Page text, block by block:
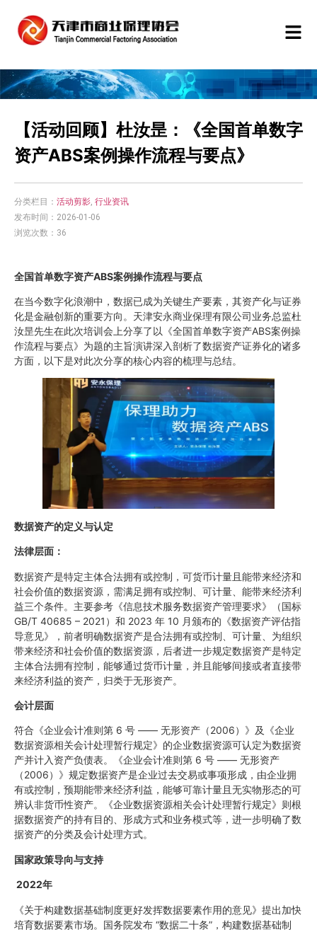
【活动回顾】杜汝昰：《全国首单数字
资产ABS案例操作流程与要点》
分类栏目： 活动剪影 行业资讯
发布时间：2026-01-06
浏览次数：36
全国首单数字资产ABS案例操作流程与要点
在当今数字化浪潮中，数据已成为关键生产要素，其资产化与证券
化是金融创新的重要方向。天津安永商业保理有限公司业务总监杜
汝昰先生在此次培训会上分享了以《全国首单数字资产ABS案例操
作流程与要点》为题的主旨演讲深入剖析了数据资产证券化的诸多
方面，以下是对此次分享的核心内容的梳理与总结。
数据资产的定义与认定
法律层面：
数据资产是特定主体合法拥有或控制，可货币计量且能带来经济和
社会价值的数据资源，需满足拥有或控制、可计量、能带来经济利
益三个条件。主要参考《信息技术服务数据资产管理要求》（国标
GB/T 40685 – 2021）和 2023 年 10 月颁布的《数据资产评估指
导意见》，前者明确数据资产是合法拥有或控制、可计量、为组织
带来经济和社会价值的数据资源，后者进一步规定数据资产是特定
主体合法拥有控制，能够通过货币计量，并且能够间接或者直接带
来经济利益的资产，归类于无形资产。
会计层面
符合《企业会计准则第 6 号 —— 无形资产（2006）》及《企业
数据资源相关会计处理暂行规定》的企业数据资源可认定为数据资
产并计入资产负债表。《企业会计准则第 6 号 —— 无形资产
（2006）》规定数据资产是企业过去交易或事项形成，由企业拥
有或控制，预期能带来经济利益，能够可靠计量且无实物形态的可
辨认非货币性资产。《企业数据资源相关会计处理暂行规定》则根
据数据资产的持有目的、形成方式和业务模式等，进一步明确了数
据资产的分类及会计处理方式。
国家政策导向与支持
2022年
《关于构建数据基础制度更好发挥数据要素作用的意见》提出加快
培育数据要素市场。国务院发布 “数据二十条”，构建数据基础制